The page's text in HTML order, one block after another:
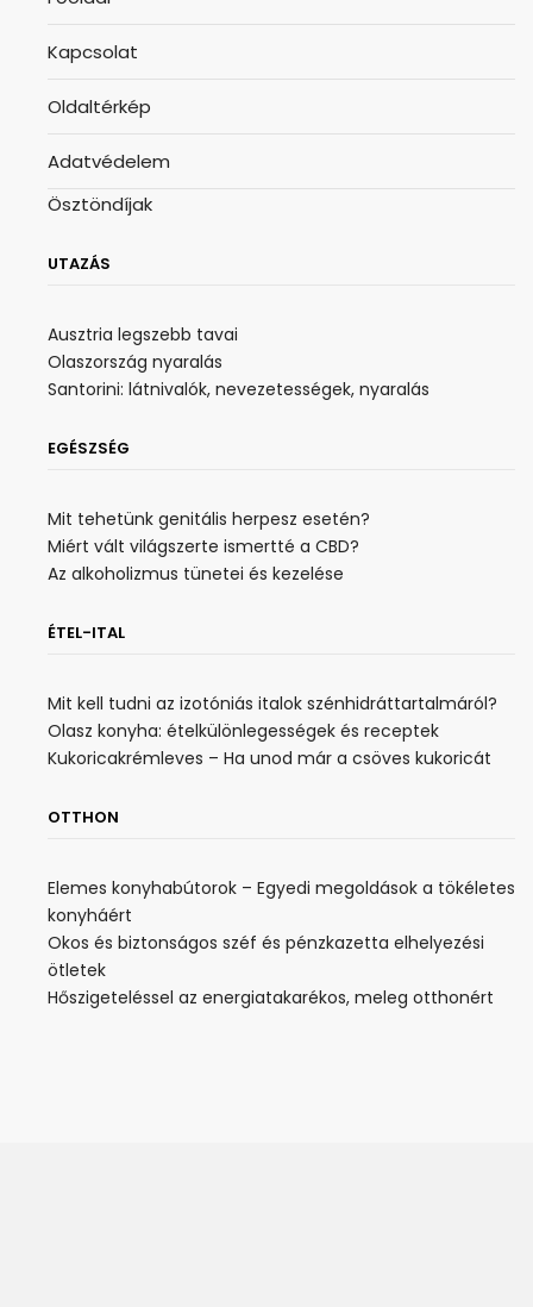
Kapcsolat
Oldaltérkép
Adatvédelem
Ösztöndíjak
UTAZÁS
Ausztria legszebb tavai
Olaszország nyaralás
Santorini: látnivalók, nevezetességek, nyaralás
EGÉSZSÉG
Mit tehetünk genitális herpesz esetén?
Miért vált világszerte ismertté a CBD?
Az alkoholizmus tünetei és kezelése
ÉTEL-ITAL
Mit kell tudni az izotóniás italok szénhidráttartalmáról?
Olasz konyha: ételkülönlegességek és receptek
Kukoricakrémleves – Ha unod már a csöves kukoricát
OTTHON
Elemes konyhabútorok – Egyedi megoldások a tökéletes
konyháért
Okos és biztonságos széf és pénzkazetta elhelyezési
ötletek
Hőszigeteléssel az energiatakarékos, meleg otthonért